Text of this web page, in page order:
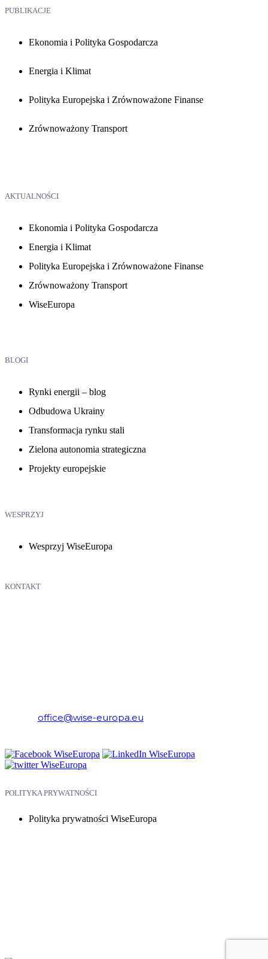
PUBLIKACJE
Ekonomia i Polityka Gospodarcza
Energia i Klimat
Polityka Europejska i Zrównoważone Finanse
Zrównoważony Transport
AKTUALNOŚCI
Ekonomia i Polityka Gospodarcza
Energia i Klimat
Polityka Europejska i Zrównoważone Finanse
Zrównoważony Transport
WiseEuropa
BLOGI
Rynki energii – blog
Odbudowa Ukrainy
Transformacja rynku stali
Zielona autonomia strategiczna
Projekty europejskie
WESPRZYJ
Wesprzyj WiseEuropa
KONTAKT
office@wise-europa.eu
POLITYKA PRYWATNOŚCI
Polityka prywatności WiseEuropa